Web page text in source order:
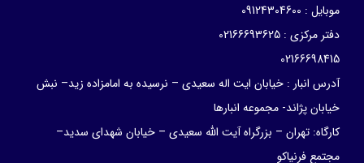
موبایل : 09124304600
دفتر مرکزی : 02166693625
02166698415
آدرس انبار : خیابان ایت اله سعیدی – نرسیده به امامزاده زید– نبش
خیابان پژاند- مجموعه انبارها
کارگاه: تهران – بزرگراه آیت الله سعیدی – خیابان شهدای سدید–
مجتمع فرنیاکو